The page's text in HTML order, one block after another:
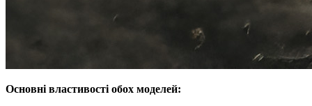
Основні властивості обох моделей: